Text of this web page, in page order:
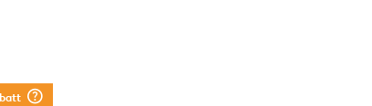
question_mark_circle